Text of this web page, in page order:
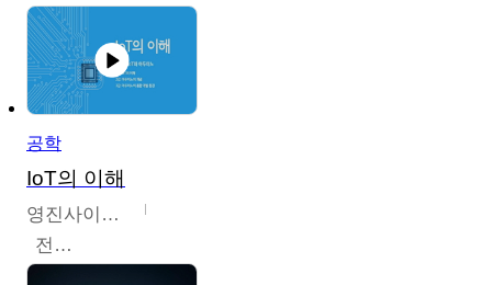
공학
IoT의 이해
영진사이버대학교
전병현